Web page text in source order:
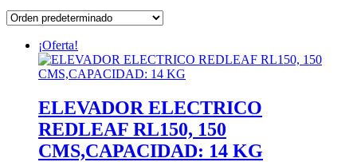
¡Oferta!
ELEVADOR ELECTRICO
REDLEAF RL150, 150
CMS,CAPACIDAD: 14 KG